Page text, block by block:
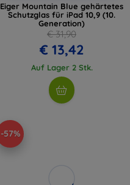
Eiger Mountain Blue gehärtetes
Schutzglas für iPad 10,9 (10.
Generation)
€ 31,90
€ 13,42
Auf Lager 2 Stk.
-57%